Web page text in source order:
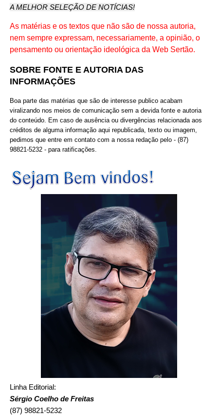
A MELHOR SELEÇÃO DE NOTÍCIAS!
As matérias e os textos que não são de nossa autoria,
nem sempre expressam, necessariamente, a opinião, o
pensamento ou orientação ideológica da Web Sertão.
SOBRE FONTE E AUTORIA DAS
INFORMAÇÕES
Boa parte das matérias que são de interesse publico acabam
viralizando nos meios de comunicação sem a devida fonte e autoria
do conteúdo. Em caso de ausência ou divergências relacionada aos
créditos de alguma informação aqui republicada, texto ou imagem,
pedimos que entre em contato com a nossa redação pelo - (87)
98821-5232 - para ratificações.
Linha Editorial:
Sérgio Coelho de Freitas
(87) 98821-5232